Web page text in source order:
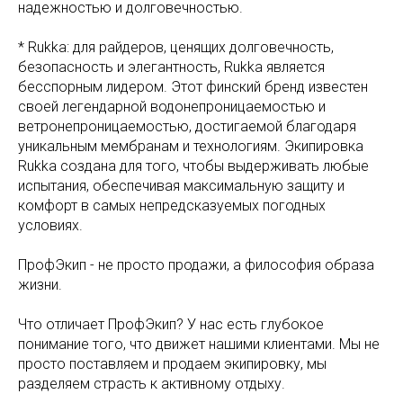
надежностью и долговечностью.
* Rukka: для райдеров, ценящих долговечность,
безопасность и элегантность, Rukka является
бесспорным лидером. Этот финский бренд известен
своей легендарной водонепроницаемостью и
ветронепроницаемостью, достигаемой благодаря
уникальным мембранам и технологиям. Экипировка
Rukka создана для того, чтобы выдерживать любые
испытания, обеспечивая максимальную защиту и
комфорт в самых непредсказуемых погодных
условиях.
ПрофЭкип - не просто продажи, а философия образа
жизни.
Что отличает ПрофЭкип? У нас есть глубокое
понимание того, что движет нашими клиентами. Мы не
просто поставляем и продаем экипировку, мы
разделяем страсть к активному отдыху.